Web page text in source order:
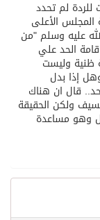
للردة لم تحدد
الأعلى
عليه وسلم "من
الحد علي
ظنية وليست
إذا بدل
قال ان هناك
ولكن الحقيقة
وهو مساعدة